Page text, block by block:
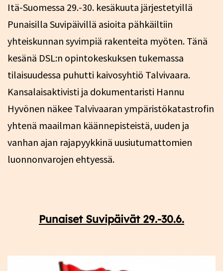
Itä-Suomessa 29.-30. kesäkuuta järjestetyillä
Punaisilla Suvipäivillä asioita pähkäiltiin
yhteiskunnan syvimpiä rakenteita myöten. Tänä
kesänä DSL:n opintokeskuksen tukemassa
tilaisuudessa puhutti kaivosyhtiö Talvivaara.
Kansalaisaktivisti ja dokumentaristi Hannu
Hyvönen näkee Talvivaaran ympäristökatastrofin
yhtenä maailman käännepisteistä, uuden ja
vanhan ajan rajapyykkinä uusiutumattomien
luonnonvarojen ehtyessä.
Punaiset Suvipäivät 29.-30.6.